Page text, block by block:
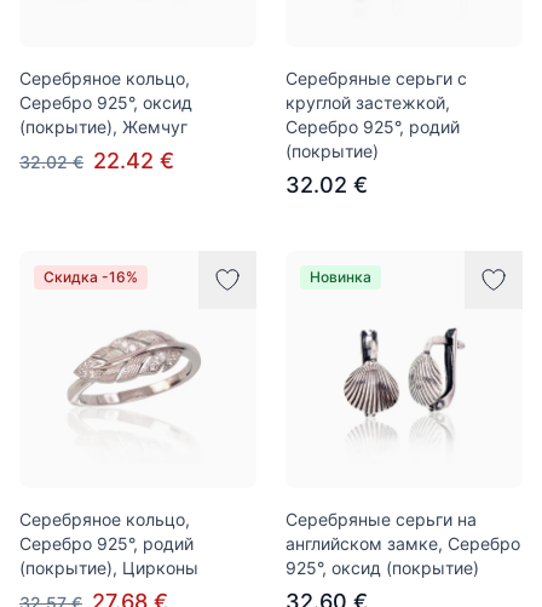
Серебряное кольцо,
Серебро 925°, оксид
(покрытие), Жемчуг
32.02 € 22.42 €
Серебряные серьги с
круглой застежкой,
Серебро 925°, родий
(покрытие)
32.02 €
Скидка -16%
Серебряное кольцо,
Серебро 925°, родий
(покрытие), Цирконы
32.57 € 27.68 €
Новинка
Серебряные серьги на
английском замке, Серебро
925°, оксид (покрытие)
32.60 €